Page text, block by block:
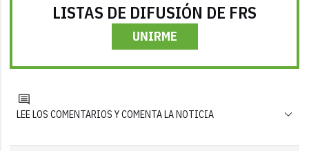
LISTAS DE DIFUSIÓN DE FRS
UNIRME
LEE LOS COMENTARIOS Y COMENTA LA NOTICIA